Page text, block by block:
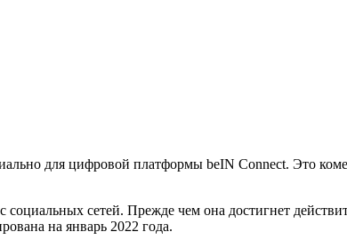
для цифровой платформы beIN Connect. Это
социальных сетей. Прежде чем она достигнет
на январь 2022 года.